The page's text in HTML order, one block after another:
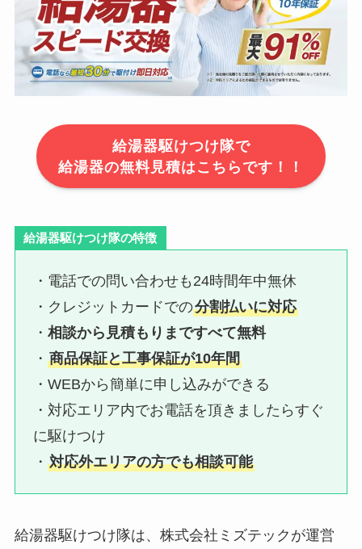
給湯器駆けつけ隊で
給湯器の無料見積はこちらです！！
給湯器駆けつけ隊の特徴
・電話での問い合わせも24時間年中無休
・クレジットカードでの分割払いに対応
・相談から見積もりまですべて無料
・商品保証と工事保証が10年間
・WEBから簡単に申し込みができる
・対応エリア内でお電話を頂きましたらすぐ
に駆けつけ
・対応外エリアの方でも相談可能
給湯器駆けつけ隊は、株式会社ミズテックが運営